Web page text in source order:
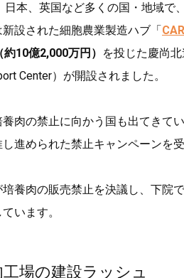
日本、英国など多くの国・地域
設された細胞農業製造ハブ「
10億2,000万円） を投じた慶尚
Center）が開設されました。
肉の禁止に向かう国も出てきてい
進められた禁止キャンペーンを
養肉の販売禁止を決議し、下院
います。
場の建設ラッシュ